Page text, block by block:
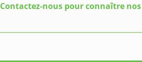
Contactez-nous pour connaître